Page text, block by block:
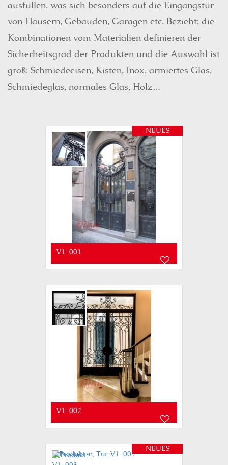
ausfüllen, was sich besonders auf die Eingangstür
von Häusern, Gebäuden, Garagen etc. Bezieht; die
Kombinationen vom Materialien definieren der
Sicherheitsgrad der Produkten und die Auswahl ist
groß: Schmiedeeisen, Kisten, Inox, armiertes Glas,
Schmiedeglas, normales Glas, Holz…
NEUES
V1-001
V1-002
NEUES